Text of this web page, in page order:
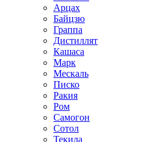
Арцах
Байцзю
Граппа
Дистиллят
Кашаса
Марк
Мескаль
Писко
Ракия
Ром
Самогон
Сотол
Текила